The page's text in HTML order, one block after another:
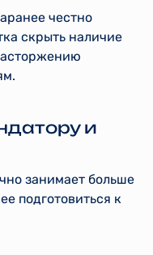
честно
скрыть наличие
и
занимает больше
подготовиться к